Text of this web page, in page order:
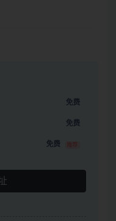
免费
免费
免费 推荐